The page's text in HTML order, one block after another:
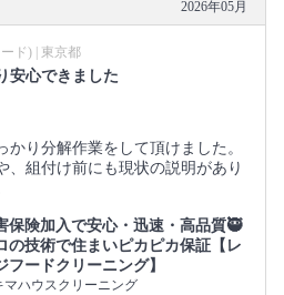
2026年05月
ド) | 東京都
安心できました
かり分解作業をして頂けました。
、組付け前にも現状の説明があり
保険加入で安心・迅速・高品質🥷
の技術で住まいピカピカ保証【レ
フードクリーニング】
マハウスクリーニング